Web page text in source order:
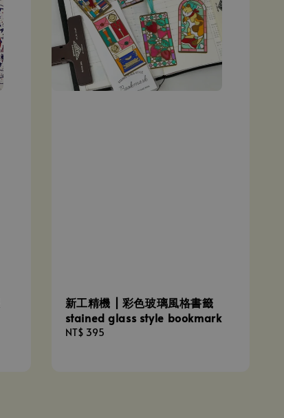
新工精機 | 彩色玻璃風格書籤
stained glass style bookmark
Regular
NT$ 395